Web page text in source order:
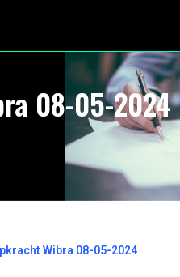
08-05-2024
Wibra 08-05-2024